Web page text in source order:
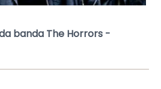
banda The Horrors -